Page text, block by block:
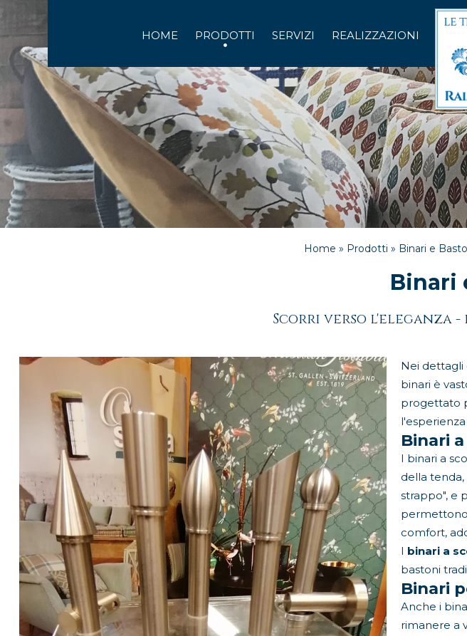
HOME PRODOTTI SERVIZI REALIZZAZIONI
Home » Prodotti » Binari e
Binari
Scorri verso l'eleganza
Nei dettagli
binari è
progettato
Binari
I binari a
della
strappo", e
permettono
comfort,
I binari a
bastoni
Binari
Anche i
rimanere a